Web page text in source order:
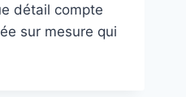
détail compte
sur mesure qui